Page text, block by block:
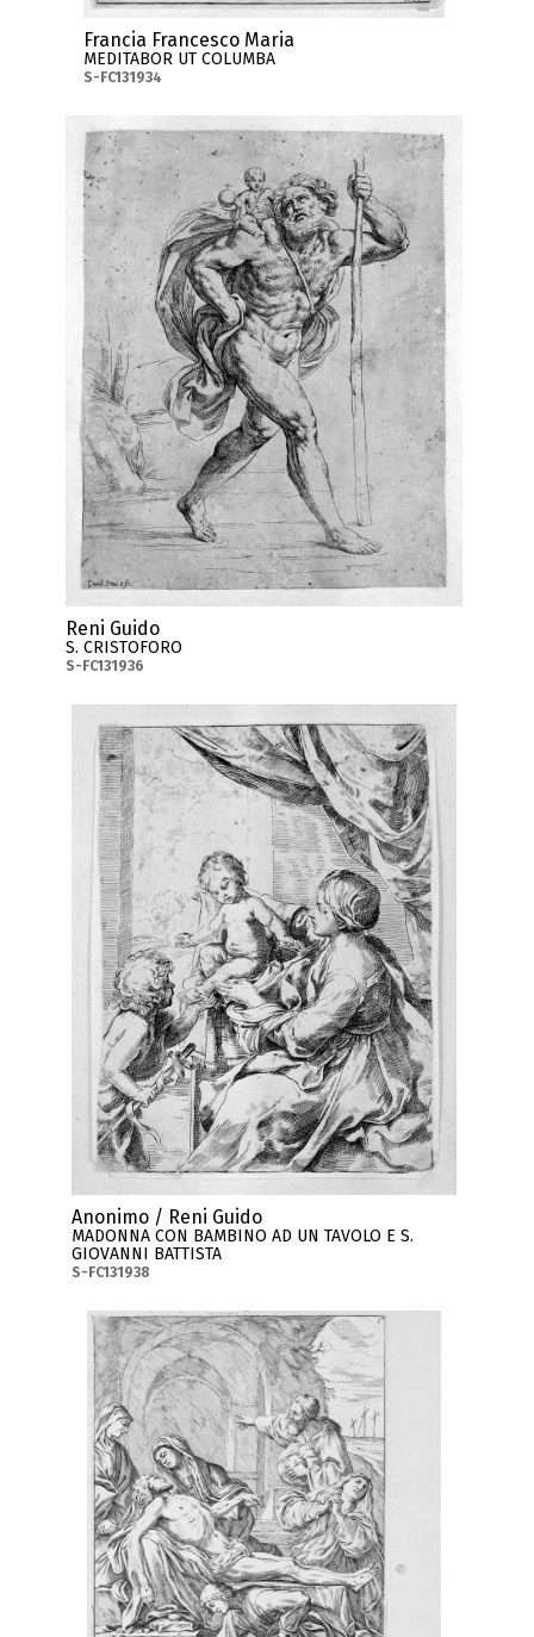
Francia Francesco Maria
MEDITABOR UT COLUMBA
S-FC131934
Reni Guido
S. CRISTOFORO
S-FC131936
Anonimo / Reni Guido
MADONNA CON BAMBINO AD UN TAVOLO E S.
GIOVANNI BATTISTA
S-FC131938